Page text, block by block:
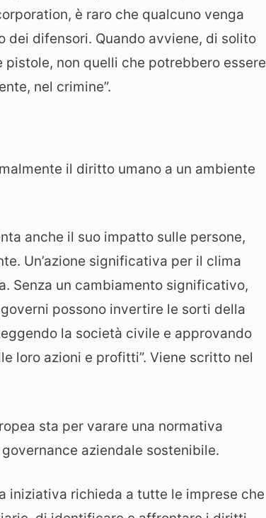
è raro che qualcuno venga
difensori. Quando avviene, di solito
non quelli che potrebbero essere
nel crimine”.
il diritto umano a un ambiente
anche il suo impatto sulle persone,
Un’azione significativa per il clima
Senza un cambiamento significativo,
possono invertire le sorti della
la società civile e approvando
loro azioni e profitti”. Viene scritto nel
sta per varare una normativa
aziendale sostenibile.
iniziativa richieda a tutte le imprese che